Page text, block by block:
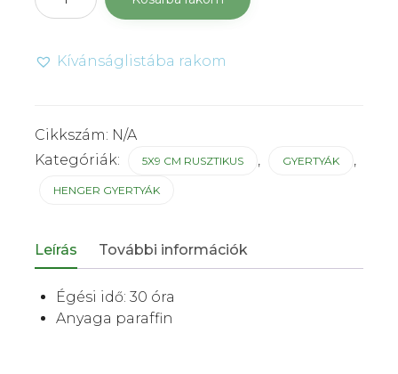
440Ft
gyertya
5×9
rusztikus
Kívánságlistába rakom
Cikkszám: N/A
Kategóriák:
5X9 CM RUSZTIKUS , GYERTYÁK ,
HENGER GYERTYÁK
Leírás További információk
Égési idő: 30 óra
Anyaga paraffin